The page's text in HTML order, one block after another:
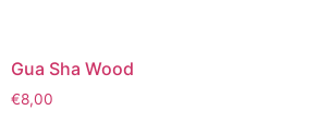
Gua Sha Wood
€8,00